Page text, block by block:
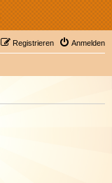
Anmelden
Registrieren